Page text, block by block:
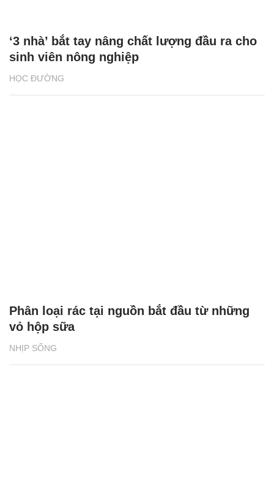
HỌC ĐƯỜNG
‘3 nhà’ bắt tay nâng chất lượng đầu ra cho
sinh viên nông nghiệp
NHỊP SỐNG
Phân loại rác tại nguồn bắt đầu từ những
vỏ hộp sữa